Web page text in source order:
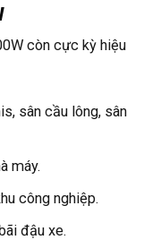
còn cực kỳ hiệu
sân cầu lông, sân
máy.
công nghiệp.
đậu xe.